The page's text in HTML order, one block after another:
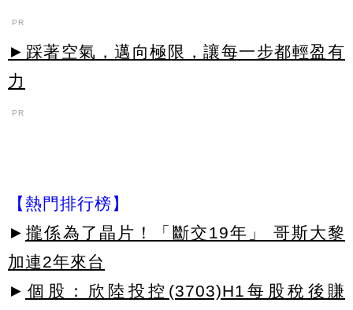
PR
►踩著空氣，邁向極限，讓每一步都輕盈有
力
PR
【熱門排行榜】
► 攏係為了晶片！「斷交19年」 哥斯大黎
加連2年來台
► 個股：欣陸投控(3703)H1每股稅後賺